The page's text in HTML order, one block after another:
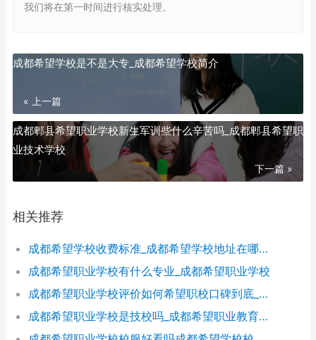
我们将在第一时间进行核实处理。
成都希望学校是不是大专_成都希望学校简介
« 上一篇
成都郫县希望职业学校新生军训些什么辛苦吗_成都郫县希望职
业技术学校
下一篇 »
相关推荐
成都希望学校收费标准_成都希望学校地址在哪里呀
成都希望职业学校有什么专业_成都希望职业学校
成都希望职业学校评价如何希望职校口碑到底_成都希望职业学校烹饪专业
成都希望职业学校是技校吗_成都希望职业教育学校